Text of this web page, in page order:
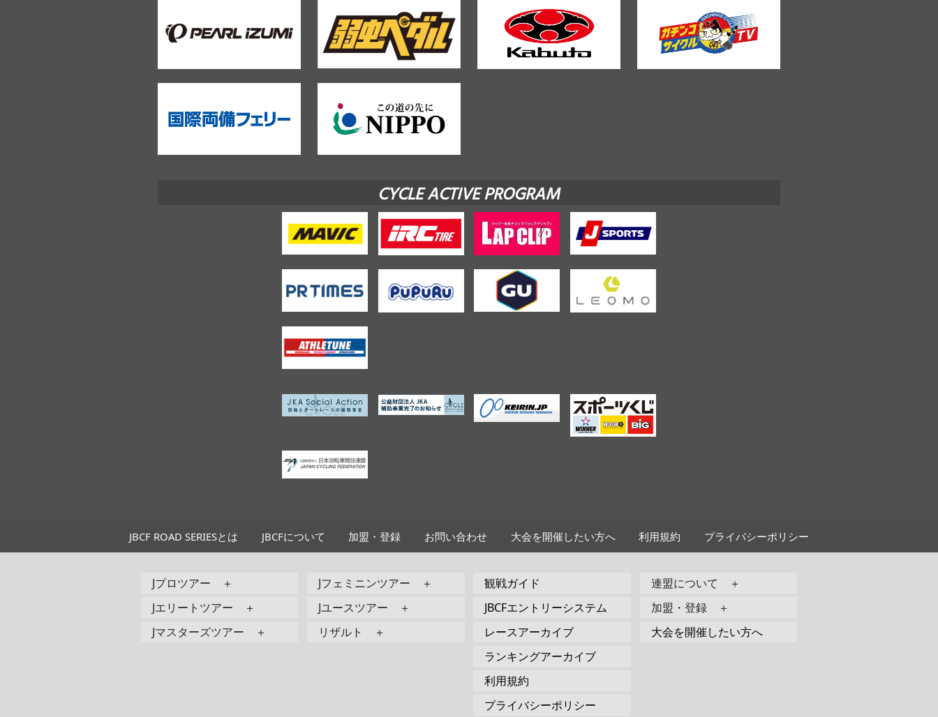
CYCLE ACTIVE PROGRAM
JBCF ROAD SERIESとは JBCFについて 加盟・登録 お問い合わせ 大会を開催したい方へ 利用規約 プライバシーポリシー
Jプロツアー ＋
Jエリートツアー ＋
Jマスターズツアー ＋
Jフェミニンツアー ＋
Jユースツアー ＋
リザルト ＋
観戦ガイド
JBCFエントリーシステム
レースアーカイブ
ランキングアーカイブ
利用規約
プライバシーポリシー
連盟について ＋
加盟・登録 ＋
大会を開催したい方へ